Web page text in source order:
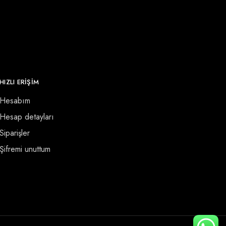
HIZLI ERİŞİM
Hesabım
Hesap detayları
Siparişler
Şifremi unuttum